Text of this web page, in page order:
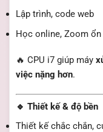
Lập trình, code web
Học online, Zoom
🔥 CPU i7 giúp máy
việc nặng hơn.
🔹 Thiết kế & độ bền
Thiết kế chắc chắn,